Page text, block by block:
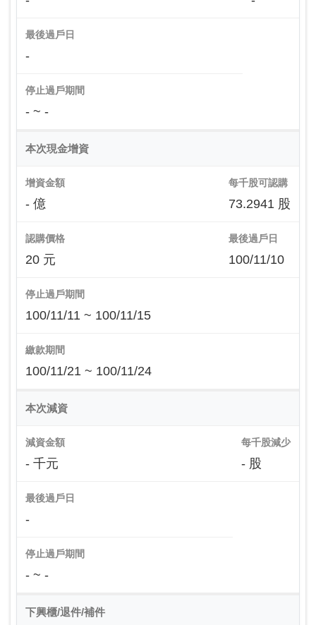
最後過戶日
-
停止過戶期間
- ~ -
本次現金增資
增資金額
- 億
每千股可認購
73.2941 股
認購價格
20 元
最後過戶日
100/11/10
停止過戶期間
100/11/11 ~ 100/11/15
繳款期間
100/11/21 ~ 100/11/24
本次減資
減資金額
- 千元
每千股減少
- 股
最後過戶日
-
停止過戶期間
- ~ -
下興櫃/退件/補件